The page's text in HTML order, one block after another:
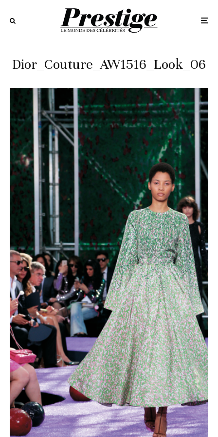
Dior_Couture_AW1516_Look_06